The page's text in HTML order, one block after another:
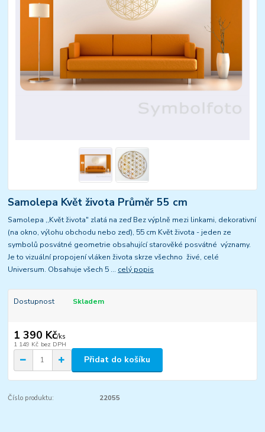
Samolepa Květ života Průměr 55 cm
Samolepa ,,Květ života" zlatá na zeď Bez výplně mezi linkami, dekorativní
(na okno, výlohu obchodu nebo zeď), 55 cm Květ života - jeden ze
symbolů posvátné geometrie obsahující starověké posvátné významy.
Je to vizuální propojení vláken života skrze všechno živé, celé
Universum. Obsahuje všech 5 ... celý popis
Dostupnost Skladem
1 390 Kč/ks
1 149 Kč bez DPH
Přidat do košíku
Číslo produktu: 22055